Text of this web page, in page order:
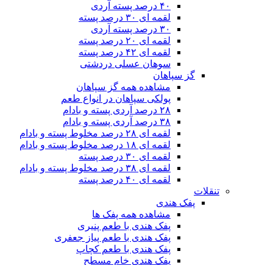
۴۰ درصد پسته آردی
لقمه ای ۳۰ درصد پسته
۳۰ درصد پسته آردی
لقمه ای ۲۰ درصد پسته
لقمه ای ۴۲ درصد پسته
سوهان عسلی دردشتی
گز سپاهان
مشاهده همه گز سپاهان
پولکی سپاهان در انواع طعم
۲۸ درصد آردی پسته و بادام
۳۸ درصد آردی پسته و بادام
لقمه ای ۲۸ درصد مخلوط پسته و بادام
لقمه ای ۱۸ درصد مخلوط پسته و بادام
لقمه ای ۳۰ درصد پسته
لقمه ای ۳۸ درصد مخلوط پسته و بادام
لقمه ای ۴۰ درصد پسته
تنقلات
پفک هندی
مشاهده همه پفک ها
پفک هندی با طعم پنیری
پفک هندی با طعم پیاز جعفری
پفک هندی با طعم کچاپ
پفک هندی خام مسطح